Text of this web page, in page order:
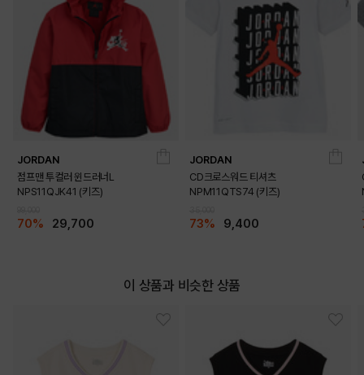
JORDAN
점프맨 투컬러 윈드러너L
NPS11QJK41 (키즈)
70% 29,700
JORDAN
CD크로스워드 티셔츠
NPM11QTS74 (키즈)
73% 9,400
이 상품과 비슷한 상품